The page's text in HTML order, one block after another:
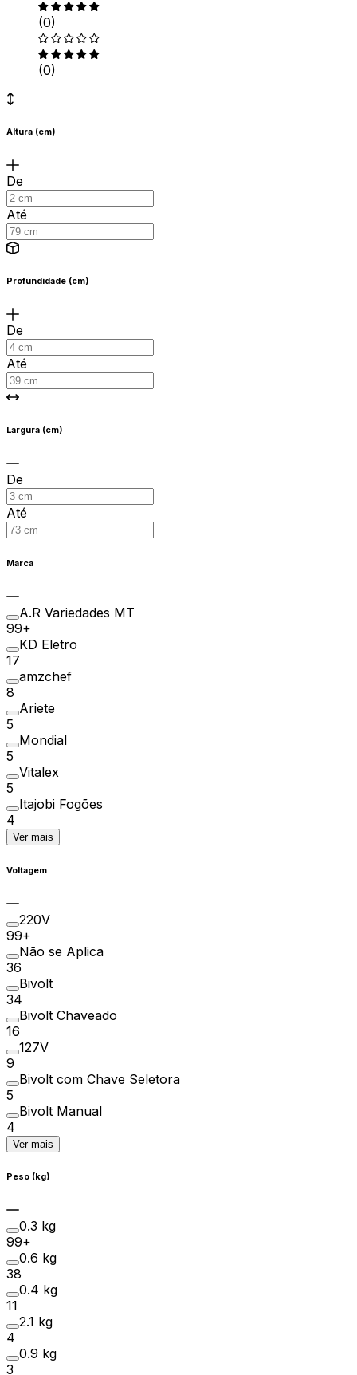
(0)
(0)
Altura (cm)
De
Até
Profundidade (cm)
De
Até
Largura (cm)
De
Até
Marca
A.R Variedades MT
99+
KD Eletro
17
amzchef
8
Ariete
5
Mondial
5
Vitalex
5
Itajobi Fogões
4
Ver mais
Voltagem
220V
99+
Não se Aplica
36
Bivolt
34
Bivolt Chaveado
16
127V
9
Bivolt com Chave Seletora
5
Bivolt Manual
4
Ver mais
Peso (kg)
0.3 kg
99+
0.6 kg
38
0.4 kg
11
2.1 kg
4
0.9 kg
3